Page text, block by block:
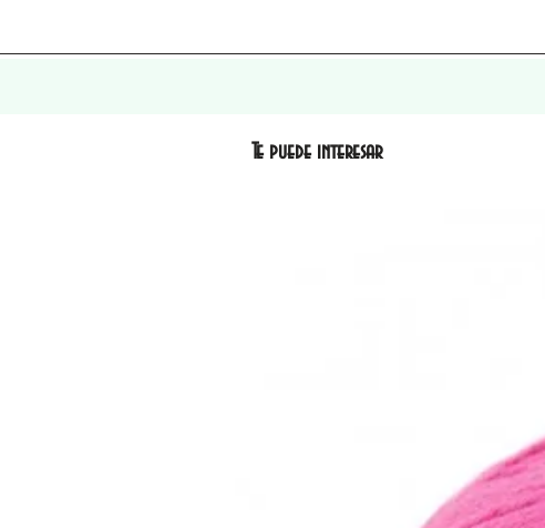
Te puede interesar